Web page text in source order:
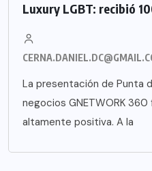
Luxury LGBT: recibió
La presentación de Punta
negocios GNETWORK
altamente positiva. A la